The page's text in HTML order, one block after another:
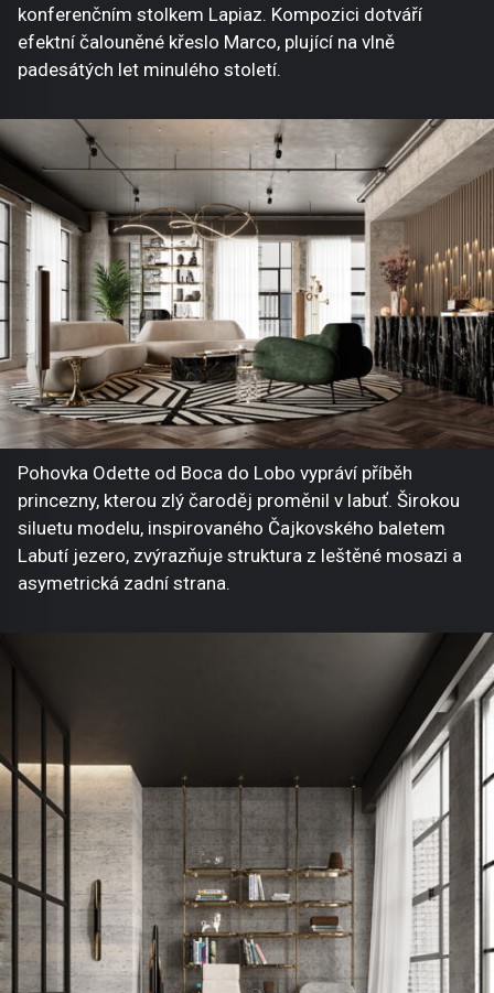
konferenčním stolkem Lapiaz. Kompozici dotváří
efektní čalouněné křeslo Marco, plující na vlně
padesátých let minulého století.
Pohovka Odette od Boca do Lobo vypráví příběh
princezny, kterou zlý čaroděj proměnil v labuť. Širokou
siluetu modelu, inspirovaného Čajkovského baletem
Labutí jezero, zvýrazňuje struktura z leštěné mosazi a
asymetrická zadní strana.